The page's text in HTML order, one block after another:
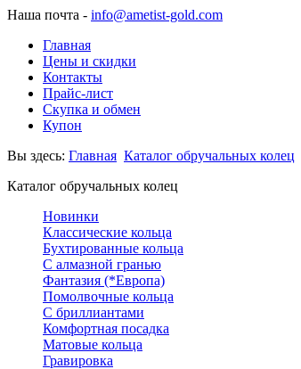
Наша почта - info@ametist-gold.com
Главная
Цены и скидки
Контакты
Прайс-лист
Скупка и обмен
Купон
Вы здесь: Главная Каталог обручальных колец
Каталог обручальных колец
Новинки
Классические кольца
Бухтированные кольца
С алмазной гранью
Фантазия (*Европа)
Помолвочные кольца
С бриллиантами
Комфортная посадка
Матовые кольца
Гравировка